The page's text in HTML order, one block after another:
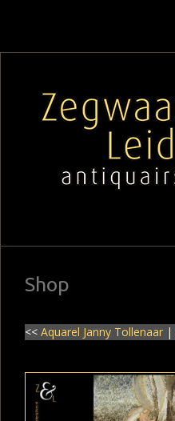
Shop
<< Aquarel Janny Tollenaar |